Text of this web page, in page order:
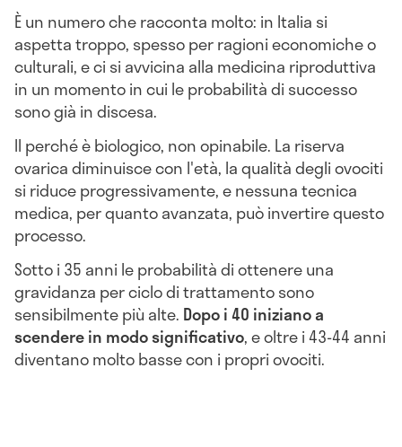
È un numero che racconta molto: in Italia si
aspetta troppo, spesso per ragioni economiche o
culturali, e ci si avvicina alla medicina riproduttiva
in un momento in cui le probabilità di successo
sono già in discesa.
Il perché è biologico, non opinabile. La riserva
ovarica diminuisce con l'età, la qualità degli ovociti
si riduce progressivamente, e nessuna tecnica
medica, per quanto avanzata, può invertire questo
processo.
Sotto i 35 anni le probabilità di ottenere una
gravidanza per ciclo di trattamento sono
sensibilmente più alte. Dopo i 40 iniziano a
scendere in modo significativo, e oltre i 43-44 anni
diventano molto basse con i propri ovociti.